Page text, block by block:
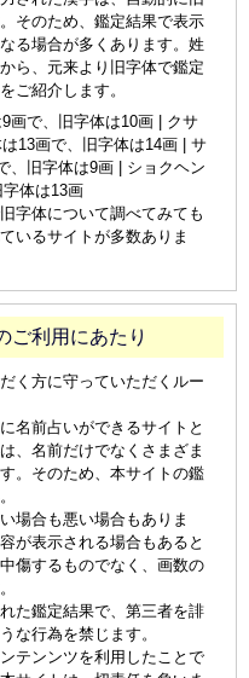
そのため、鑑定結果で表示
る場合が多くあります。姓
ら、元来より旧字体で鑑定
ご紹介します。
画で、旧字体は10画 | クサ
13画で、旧字体は14画 | サ
、旧字体は9画 | ショクヘン
体は13画
字体について調べてみても
いるサイトが多数ありま
利用にあたり
く方に守っていただくルー
名前占いができるサイトと
、名前だけでなくさまざま
。そのため、本サイトの鑑
場合も悪い場合もありま
が表示される場合もあると
傷するものでなく、画数の
た鑑定結果で、第三者を誹
な行為を禁じます。
テンンツを利用したことで